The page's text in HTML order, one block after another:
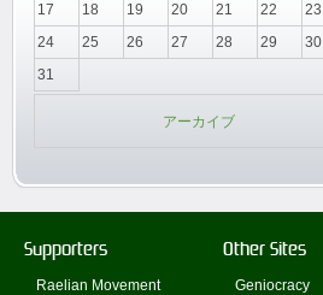
17
18 19 20 21 22
23
24
25 26 27 28 29
30
31
アーカイブ
Supporters
Raelian Movement
Other Sites
Geniocracy